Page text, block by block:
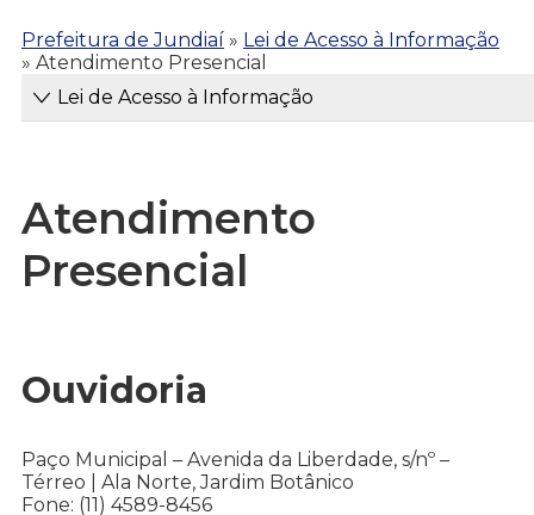
Prefeitura de Jundiaí » Lei de Acesso à Informação
» Atendimento Presencial
Lei de Acesso à Informação
Atendimento
Presencial
Ouvidoria
Paço Municipal – Avenida da Liberdade, s/nº –
Térreo | Ala Norte, Jardim Botânico
Fone: (11) 4589-8456